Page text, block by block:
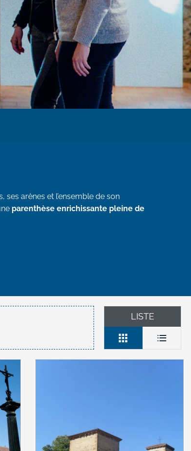
ses arènes et l’ensemble de son
parenthèse enrichissante pleine de
LISTE